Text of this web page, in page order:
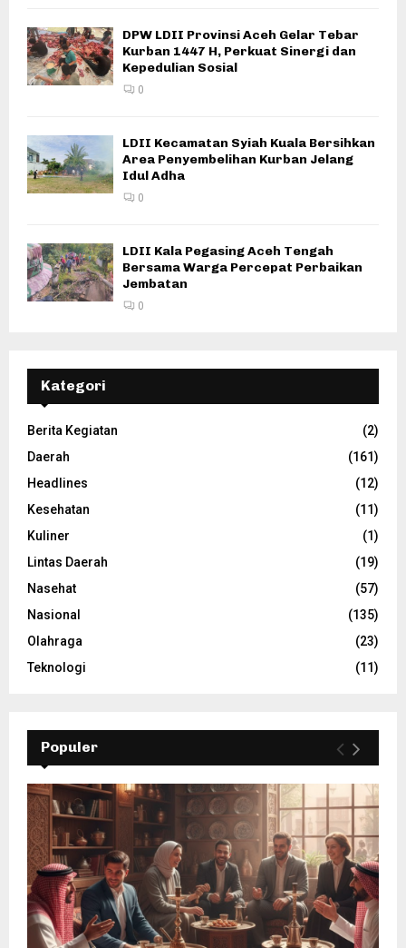
DPW LDII Provinsi Aceh Gelar Tebar
Kurban 1447 H, Perkuat Sinergi dan
Kepedulian Sosial
0
LDII Kecamatan Syiah Kuala Bersihkan
Area Penyembelihan Kurban Jelang
Idul Adha
0
LDII Kala Pegasing Aceh Tengah
Bersama Warga Percepat Perbaikan
Jembatan
0
Kategori
Berita Kegiatan
(2)
Daerah
(161)
Headlines
(12)
Kesehatan
(11)
Kuliner
(1)
Lintas Daerah
(19)
Nasehat
(57)
Nasional
(135)
Olahraga
(23)
Teknologi
(11)
Populer